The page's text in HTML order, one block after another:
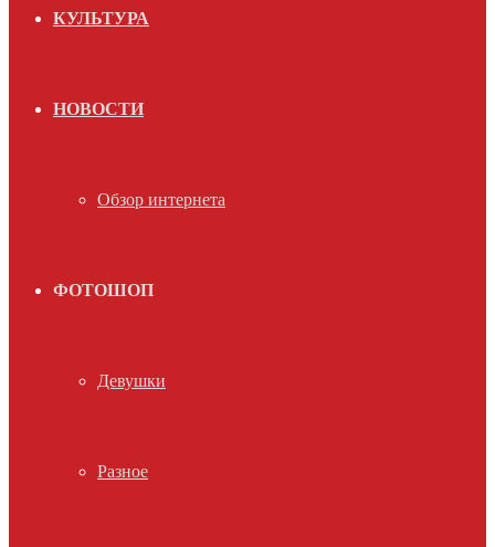
КУЛЬТУРА
НОВОСТИ
Обзор интернета
ФОТОШОП
Девушки
Разное